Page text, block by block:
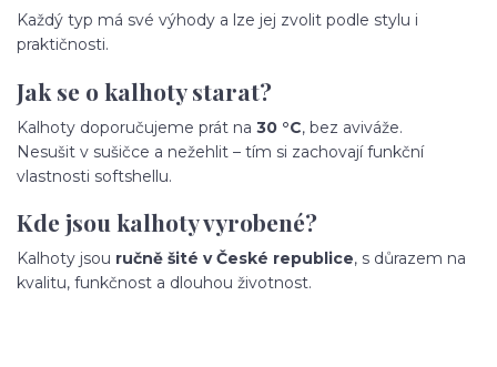
Každý typ má své výhody a lze jej zvolit podle stylu i
praktičnosti.
Jak se o kalhoty starat?
Kalhoty doporučujeme prát na 30 °C, bez aviváže.
Nesušit v sušičce a nežehlit – tím si zachovají funkční
vlastnosti softshellu.
Kde jsou kalhoty vyrobené?
Kalhoty jsou ručně šité v České republice, s důrazem na
kvalitu, funkčnost a dlouhou životnost.